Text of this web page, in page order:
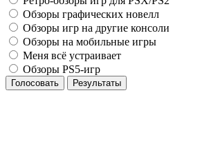
Обзоры графических новелл
Обзоры игр на другие консоли
Обзоры на мобильные игры
Меня всё устраивает
Обзоры PS5-игр
Голосовать Результаты